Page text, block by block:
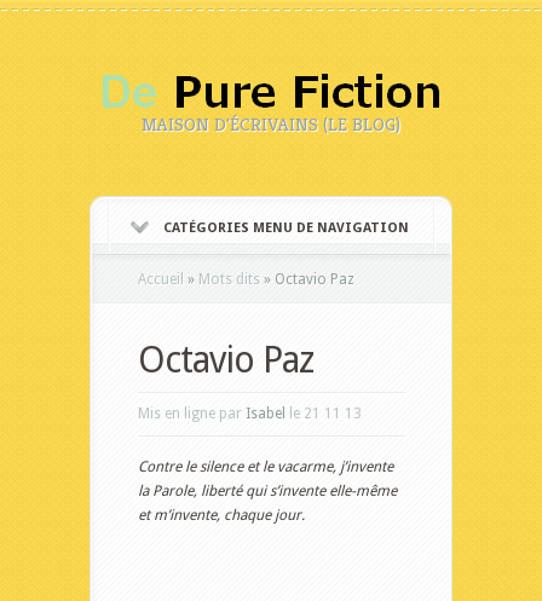
MAISON D'ÉCRIVAINS (LE BLOG)
CATÉGORIES MENU DE NAVIGATION
Accueil » Mots dits » Octavio Paz
Octavio Paz
Mis en ligne par Isabel le 21 11 13
Contre le silence et le vacarme, j’invente
la Parole, liberté qui s’invente elle-même
et m’invente, chaque jour.